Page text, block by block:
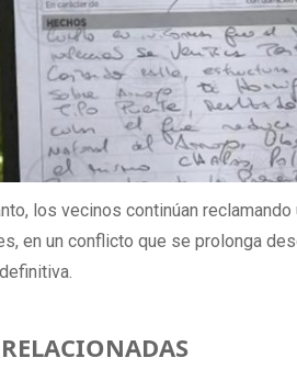
los vecinos continúan
en un conflicto que se prolonga